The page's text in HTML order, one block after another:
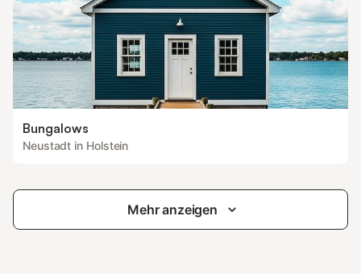
Bungalows
Neustadt in Holstein
Mehr anzeigen